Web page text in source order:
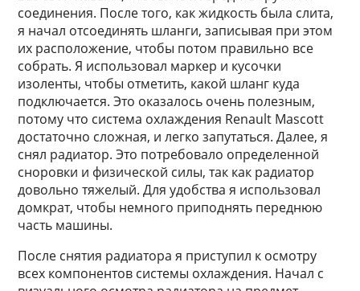
соединения. После того, как жидкость была слита,
я начал отсоединять шланги, записывая при этом
их расположение, чтобы потом правильно все
собрать. Я использовал маркер и кусочки
изоленты, чтобы отметить, какой шланг куда
подключается. Это оказалось очень полезным,
потому что система охлаждения Renault Mascott
достаточно сложная, и легко запутаться. Далее, я
снял радиатор. Это потребовало определенной
сноровки и физической силы, так как радиатор
довольно тяжелый. Для удобства я использовал
домкрат, чтобы немного приподнять переднюю
часть машины.
После снятия радиатора я приступил к осмотру
всех компонентов системы охлаждения. Начал с